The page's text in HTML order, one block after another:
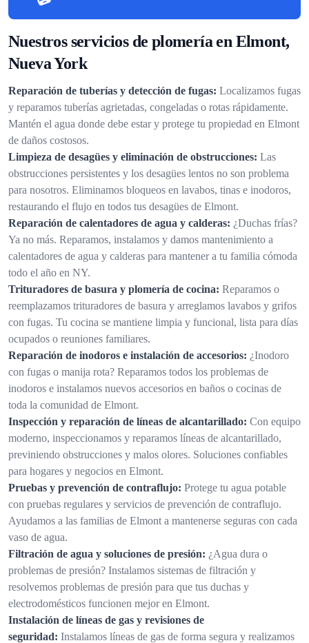
Nuestros servicios de plomería en Elmont,
Nueva York
Reparación de tuberías y detección de fugas: Localizamos fugas
y reparamos tuberías agrietadas, congeladas o rotas rápidamente.
Mantén el agua donde debe estar y protege tu propiedad en Elmont
de daños costosos.
Limpieza de desagües y eliminación de obstrucciones: Las
obstrucciones persistentes y los desagües lentos no son problema
para nosotros. Eliminamos bloqueos en lavabos, tinas e inodoros,
restaurando el flujo en todos tus desagües de Elmont.
Reparación de calentadores de agua y calderas: ¿Duchas frías?
Ya no más. Reparamos, instalamos y damos mantenimiento a
calentadores de agua y calderas para mantener a tu familia cómoda
todo el año en NY.
Trituradores de basura y plomería de cocina: Reparamos o
reemplazamos trituradores de basura y arreglamos lavabos y grifos
con fugas. Tu cocina se mantiene limpia y funcional, lista para días
ocupados o reuniones familiares.
Reparación de inodoros e instalación de accesorios: ¿Inodoro
con fugas o manija rota? Reparamos todos los problemas de
inodoros e instalamos nuevos accesorios en baños o cocinas de
toda la comunidad de Elmont.
Inspección y reparación de líneas de alcantarillado: Con equipo
moderno, inspeccionamos y reparamos líneas de alcantarillado,
previniendo obstrucciones y malos olores. Soluciones confiables
para hogares y negocios en Elmont.
Pruebas y prevención de contraflujo: Protege tu agua potable
con pruebas regulares y servicios de prevención de contraflujo.
Ayudamos a las familias de Elmont a mantenerse seguras con cada
vaso de agua.
Filtración de agua y soluciones de presión: ¿Agua dura o
problemas de presión? Instalamos sistemas de filtración y
resolvemos problemas de presión para que tus duchas y
electrodomésticos funcionen mejor en Elmont.
Instalación de líneas de gas y revisiones de
seguridad: Instalamos líneas de gas de forma segura y realizamos